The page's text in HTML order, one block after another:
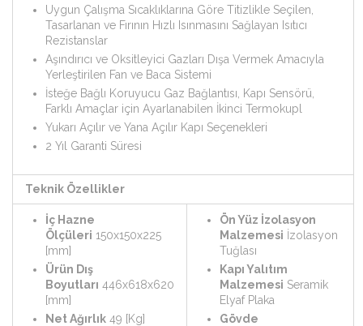
Uygun Çalışma Sıcaklıklarına Göre Titizlikle Seçilen,
Tasarlanan ve Fırının Hızlı Isınmasını Sağlayan Isıtıcı
Rezistanslar
Aşındırıcı ve Oksitleyici Gazları Dışa Vermek Amacıyla
Yerleştirilen Fan ve Baca Sistemi
İsteğe Bağlı Koruyucu Gaz Bağlantısı, Kapı Sensörü,
Farklı Amaçlar için Ayarlanabilen İkinci Termokupl
Yukarı Açılır ve Yana Açılır Kapı Seçenekleri
2 Yıl Garanti Süresi
Teknik Özellikler
İç Hazne
Ölçüleri 150x150x225
[mm]
Ürün Dış
Boyutları 446x618x620
[mm]
Net Ağırlık 49 [Kg]
Ön Yüz İzolasyon
Malzemesi İzolasyon
Tuğlası
Kapı Yalıtım
Malzemesi Seramik
Elyaf Plaka
Gövde